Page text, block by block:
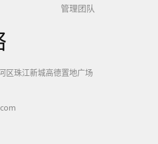
管理团队
区珠江新城高德置地广场